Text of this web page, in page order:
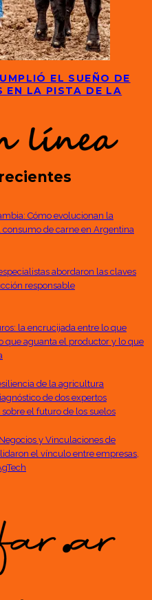
EL SUEÑO DE
EN LA PISTA DE LA
Cómo evolucionan la
de carne en Argentina
abordaron las claves
responsable
la encrucijada entre lo que
que aguanta el productor y lo que
de la agricultura
de dos expertos
el futuro de los suelos
y Vinculaciones de
el vínculo entre empresas,